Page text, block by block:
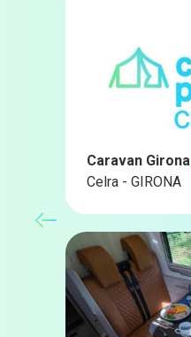
Caravan Girona
Celra - GIRONA